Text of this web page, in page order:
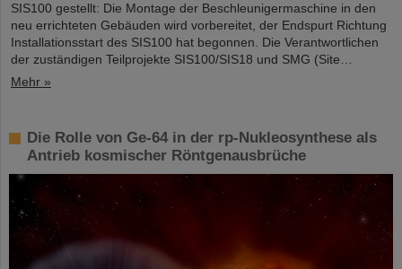
SIS100 gestellt: Die Montage der Beschleunigermaschine in den
neu errichteten Gebäuden wird vorbereitet, der Endspurt Richtung
Installationsstart des SIS100 hat begonnen. Die Verantwortlichen
der zuständigen Teilprojekte SIS100/SIS18 und SMG (Site…
Mehr »
Die Rolle von Ge-64 in der rp-Nukleosynthese als
Antrieb kosmischer Röntgenausbrüche